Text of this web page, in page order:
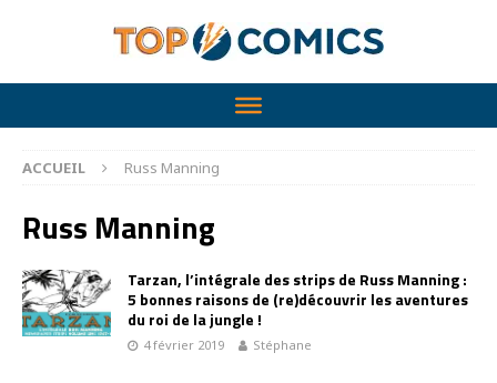
ACCUEIL Russ Manning
Russ Manning
Tarzan, l’intégrale des strips de Russ Manning :
5 bonnes raisons de (re)découvrir les aventures
du roi de la jungle !
4 février 2019 Stéphane